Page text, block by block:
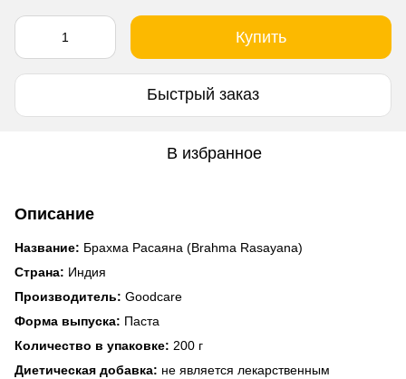
Купить
Быстрый заказ
В избранное
Описание
Название: Брахма Расаяна (Brahma Rasayana)
Страна: Индия
Производитель: Goodcare
Форма выпуска: Паста
Количество в упаковке: 200 г
Диетическая добавка: не является лекарственным